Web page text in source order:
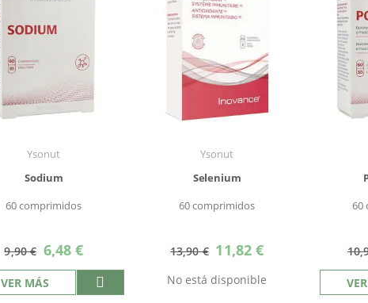
Ysonut
Sodium
60 comprimidos
9,90 € Precio
especial
6,48 €
VER MÁS
Ysonut
Selenium
60 comprimidos
13,90 € Precio
especial
11,82 €
No está disponible
60